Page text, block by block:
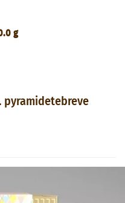
g
pyramidetebreve